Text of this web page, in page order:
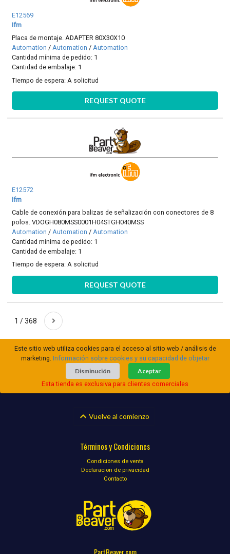
E12569
Ifm
Placa de montaje. ADAPTER 80X30X10
Automation /Automation /Automation
Cantidad mínima de pedido: 1
Cantidad de embalaje: 1
Tiempo de espera: A solicitud
REQUEST QUOTE
E12572
Ifm
Cable de conexión para balizas de señalización con conectores de 8
polos. VDOGH080MSS0001H04STGH040MSS
Automation /Automation /Automation
Cantidad mínima de pedido: 1
Cantidad de embalaje: 1
Tiempo de espera:A solicitud
REQUEST QUOTE
1 / 368
Este sitio web utiliza cookies para el acceso al sitio web / análisis de
marketing. Información sobre cookies y su capacidad de objetar
Disminución
Aceptar
Esta tienda es exclusiva para clientes comerciales
Vuelve al comienzo
Términos y Condiciones
Condiciones de venta
Declaracion de privacidad
Contacto
PartBeaver.com